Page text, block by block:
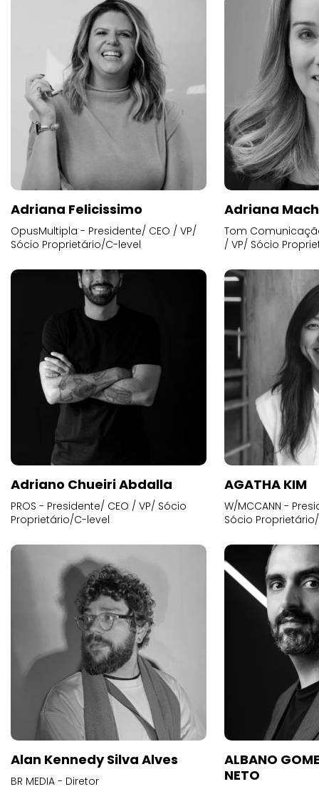
Adriana Felicissimo
OpusMultipla - Presidente/ CEO / VP/
Sócio Proprietário/C-level
Adriana
Tom
/ VP/ Sócio
Adriano Chueiri Abdalla
PROS - Presidente/ CEO / VP/ Sócio
Proprietário/C-level
AGATHA KIM
W/MCCANN -
Sócio
Alan Kennedy Silva Alves
BR MEDIA - Diretor
ALBANO
NETO